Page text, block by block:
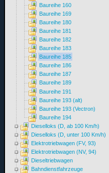
Baureihe 160
Baureihe 169
Baureihe 180
Baureihe 181
Baureihe 182
Baureihe 183
Baureihe 185
Baureihe 186
Baureihe 187
Baureihe 189
Baureihe 191
Baureihe 193 (alt)
Baureihe 193 (Vectron)
Baureihe 194
Dieselloks (D, ab 100 Km/h)
Dieselloks (D, unter 100 Km/h)
Elektrotriebwagen (FV, 93)
Elektrotriebwagen (NV, 94)
Dieseltriebwagen
Bahndienstfahrzeuge